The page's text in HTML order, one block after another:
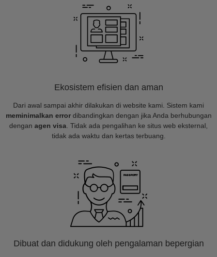
Ekosistem efisien dan aman
Dari awal sampai akhir dilakukan di website kami. Sistem kami
meminimalkan errordibandingkan dengan jika Anda berhubungan
dengan agen visa . Tidak ada pengalihan ke situs web eksternal,
tidak ada waktu dan kertas terbuang.
Dibuat dan didukung oleh pengalaman bepergian